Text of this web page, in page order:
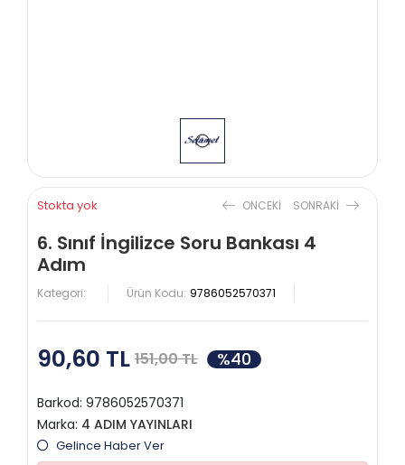
Stokta yok ONCEKI SONRAKI
6. Sınıf İngilizce Soru Bankası 4
Adım
Kategori: Ürün Kodu: 9786052570371
90,60 TL 151,00 TL %40
Barkod: 9786052570371
Marka: 4 ADIM YAYINLARI
Gelince Haber Ver